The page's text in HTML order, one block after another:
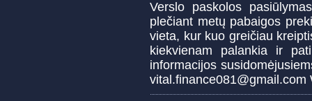
Verslo paskolos
plečiant metų pabaigos
vieta, kur kuo greičiau
kiekvienam palankia ir
informacijos